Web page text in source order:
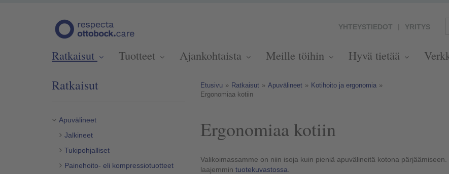
YHTEYSTIEDOT YRITYS
Ratkaisut Tuotteet Ajankohtaista Meille töihin Hyvä tietää
Ratkaisut
Apuvälineet
Jalkineet
Tukipohjalliset
Painehoito- eli kompressiotuotteet
Etusivu » Ratkaisut » Apuvälineet » Kotihoito ja ergonomia »
Ergonomiaa kotiin
Ergonomiaa kotiin
Valikoimassamme on niin isoja kuin pieniä apuvälineitä kotona
laajemmin tuotekuvastossa